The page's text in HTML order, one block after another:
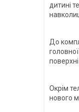
дитині
До
Окрім
нового